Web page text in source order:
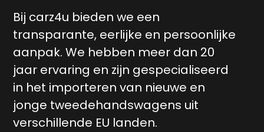
Bij carz4u bieden we een
transparante, eerlijke en persoonlijke
aanpak. We hebben meer dan 20
jaar ervaring en zijn gespecialiseerd
in het importeren van nieuwe en
jonge tweedehandswagens uit
verschillende EU landen.